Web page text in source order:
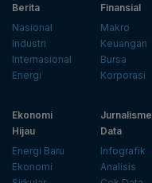
Berita
Nasional
Industri
Internasional
Energi
Finansial
Makro
Keuangan
Bursa
Korporasi
Ekonomi
Hijau
Energi Baru
Ekonomi
Jurnalisme
Data
Infografik
Analisis